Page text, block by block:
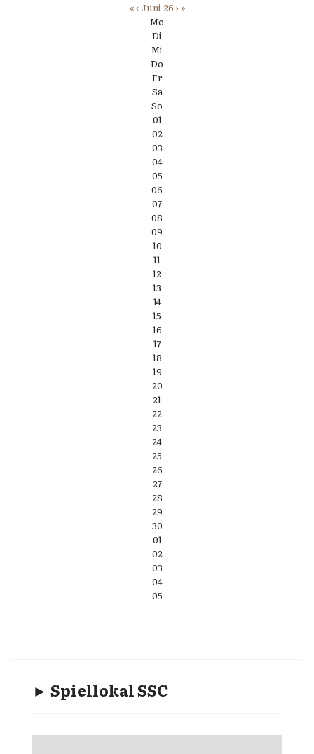
«‹ Juni 26 ›»
Mo
Di
Mi
Do
Fr
Sa
So
01
02
03
04
05
06
07
08
09
10
11
12
13
14
15
16
17
18
19
20
21
22
23
24
25
26
27
28
29
30
01
02
03
04
05
► Spiellokal SSC